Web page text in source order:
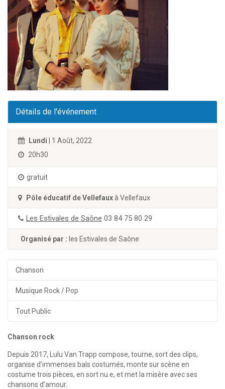
Détails de l'événement
Lundi | 1 Août, 2022
20h30
gratuit
Pôle éducatif de Vellefauxà Vellefaux
Les Estivales de Saône 03 84 75 80 29
Organisé par : les Estivales de Saône
Chanson
Musique Rock / Pop
Tout Public
Chanson rock
Depuis 2017, Lulu Van Trapp compose, tourne, sort des clips,
organise d’immenses bals costumés, monte sur scène en
costume trois pièces, en sort nu.e, et met la misère avec ses
chansons d’amour.